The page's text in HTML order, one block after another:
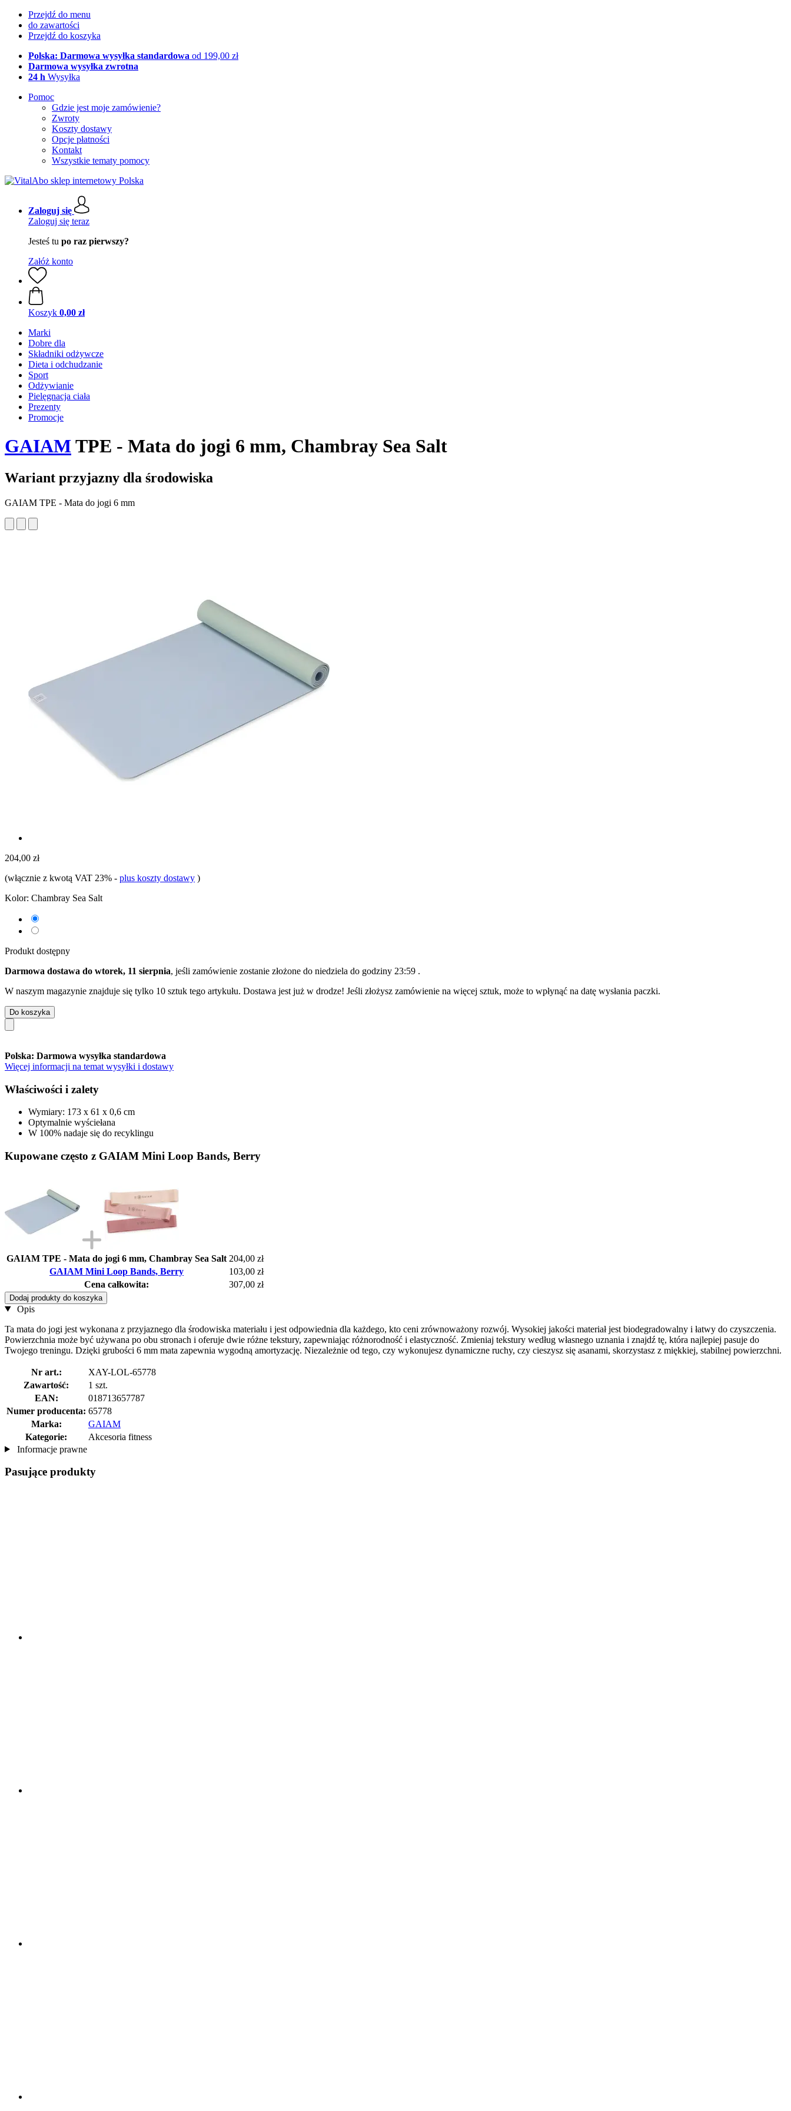
Przejdź do menu
do zawartości
Przejdź do koszyka
Polska: Darmowa wysyłka standardowa od 199,00 zł
Darmowa wysyłka zwrotna
24 h Wysyłka
Pomoc
Gdzie jest moje zamówienie?
Zwroty
Koszty dostawy
Opcje płatności
Kontakt
Wszystkie tematy pomocy
Zaloguj się
Zaloguj się teraz
Jesteś tu po raz pierwszy?
Załóż konto
Koszyk 0,00 zł
Marki
Dobre dla
Składniki odżywcze
Dieta i odchudzanie
Sport
Odżywianie
Pielęgnacja ciała
Prezenty
Promocje
GAIAMTPE - Mata do jogi 6 mm, Chambray Sea Salt
Wariant przyjazny dla środowiska
GAIAM TPE - Mata do jogi 6 mm
204,00 zł
(włącznie z kwotą VAT 23% - plus koszty dostawy )
Kolor: Chambray Sea Salt
Produkt dostępny
Darmowa dostawa do wtorek, 11 sierpnia, jeśli zamówienie zostanie złożone do niedziela do godziny 23:59 .
W naszym magazynie znajduje się tylko 10 sztuk tego artykułu. Dostawa jest już w drodze! Jeśli złożysz zamówienie na więcej sztuk, może to wpłynąć na datę wysłania paczki.
Do koszyka
Polska: Darmowa wysyłka standardowa
Więcej informacji na temat wysyłki i dostawy
Właściwości i zalety
Wymiary: 173 x 61 x 0,6 cm
Optymalnie wyściełana
W 100% nadaje się do recyklingu
Kupowane często z GAIAM Mini Loop Bands, Berry
GAIAM TPE - Mata do jogi 6 mm, Chambray Sea Salt 204,00 zł
GAIAM Mini Loop Bands, Berry
103,00 zł
Cena całkowita:
307,00 zł
Dodaj produkty do koszyka
Opis
Ta mata do jogi jest wykonana z przyjaznego dla środowiska materiału i jest odpowiednia dla każdego, kto ceni zrównoważony rozwój. Wysokiej jakości materiał jest biodegradowalny i łatwy do czyszczenia.
Powierzchnia może być używana po obu stronach i oferuje dwie różne tekstury, zapewniając różnorodność i elastyczność. Zmieniaj tekstury według własnego uznania i znajdź tę, która najlepiej pasuje do
Twojego treningu. Dzięki grubości 6 mm mata zapewnia wygodną amortyzację. Niezależnie od tego, czy wykonujesz dynamiczne ruchy, czy cieszysz się asanami, skorzystasz z miękkiej, stabilnej powierzchni.
Nr art.:
XAY-LOL-65778
Zawartość:
1 szt.
EAN:
018713657787
Numer producenta: 65778
Marka:
GAIAM
Kategorie:
Akcesoria fitness
Informacje prawne
Pasujące produkty